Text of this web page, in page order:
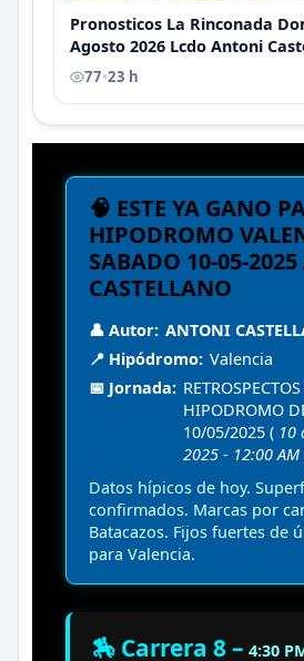
Pronosticos La Rinconada
Agosto 2026 Lcdo Antoni
77•23 h
🧠 ESTE YA GANO
HIPODROMO
SABADO 10-05-
CASTELLANO
👤 Autor: ANTONI
📍 Hipódromo: Valencia
📅 Jornada:
HIPODROMO
10/05/2025 ( 10
2025 - 12:00 AM
Datos hípicos de hoy.
confirmados. Marcas por
Batacazos. Fijos fuertes de
para Valencia.
🏇 Carrera 8 – 4:30